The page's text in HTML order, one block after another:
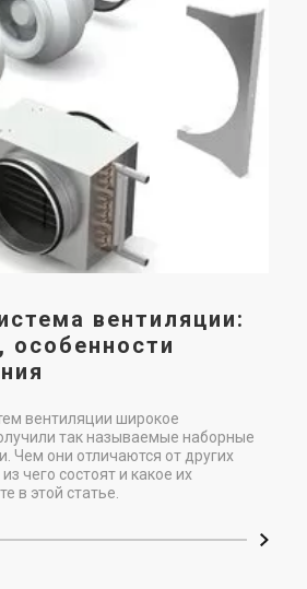
вентиляции:
особенности
вентиляции широкое
так называемые наборные
Чем они отличаются от других
чего состоят и какое их
в этой статье.